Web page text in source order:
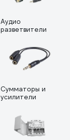
Аудио
разветвители
Сумматоры и
усилители